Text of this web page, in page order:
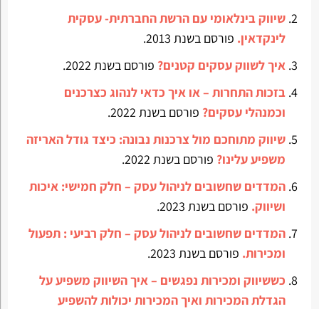
שיווק בינלאומי עם הרשת החברתית- עסקית
לינקדאין. פורסם בשנת 2013.
איך לשווק עסקים קטנים? פורסם בשנת 2022.
בזכות התחרות – או איך כדאי לנהוג כצרכנים
וכמנהלי עסקים? פורסם בשנת 2022.
שיווק מתוחכם מול צרכנות נבונה: כיצד גודל האריזה
משפיע עלינו? פורסם בשנת 2022.
המדדים שחשובים לניהול עסק – חלק חמישי: איכות
ושיווק. פורסם בשנת 2023.
המדדים שחשובים לניהול עסק – חלק רביעי : תפעול
ומכירות. פורסם בשנת 2023.
כששיווק ומכירות נפגשים – איך השיווק משפיע על
הגדלת המכירות ואיך המכירות יכולות להשפיע